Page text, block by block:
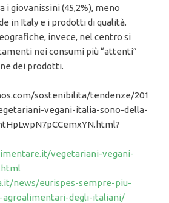
giovanissini (45,2%), meno
in Italy e i prodotti di qualità.
invece, nel centro si
nei consumi più “attenti”
dei prodotti.
sostenibilita/tendenze/201
vegani-italia-sono-della-
vegetariani-vegani-
news/eurispes-sempre-piu-
agroalimentari-degli-italiani/